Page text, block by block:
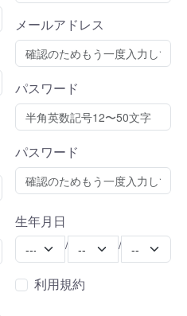
メールアドレス
パスワード
パスワード
生年月日
Year
Month Day
/ /
利用規約